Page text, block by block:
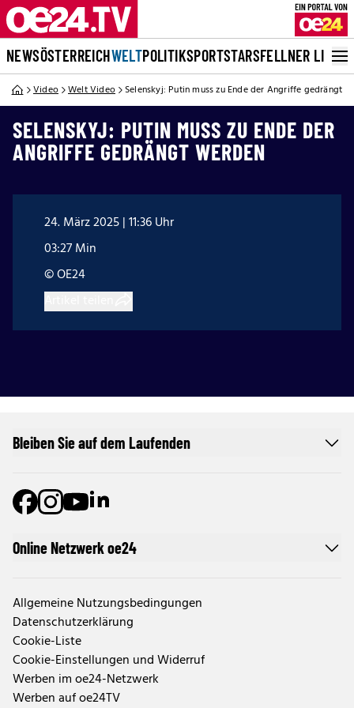
NEWSÖSTERREICHWELTPOLITIKSPORTSTARSFELLNER LIVE
Video Welt Video Selenskyj: Putin muss zu Ende der Angriffe gedrängt
SELENSKYJ: PUTIN MUSS ZU ENDE DER
ANGRIFFE GEDRÄNGT WERDEN
24. März 2025 | 11:36 Uhr
03:27 Min
© OE24
Online Netzwerk oe24
Allgemeine Nutzungsbedingungen
Datenschutzerklärung
Cookie-Liste
Cookie-Einstellungen und Widerruf
Werben im oe24-Netzwerk
Werben auf oe24TV
Bleiben Sie auf dem Laufenden